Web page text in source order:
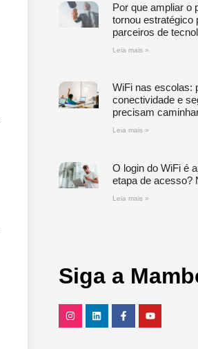
Por que ampliar o
tornou estratégico
parceiros de
Leia mais »
WiFi nas escolas:
conectividade e
precisam
Leia mais »
O login do WiFi é
etapa de acesso?
Leia mais »
Siga a